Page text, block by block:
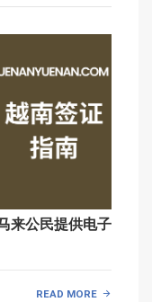
来公民提供电子
READ MORE